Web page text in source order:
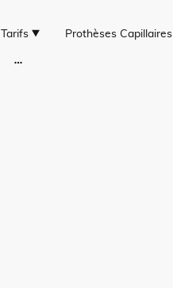
Tarifs Prothèses Capillaires